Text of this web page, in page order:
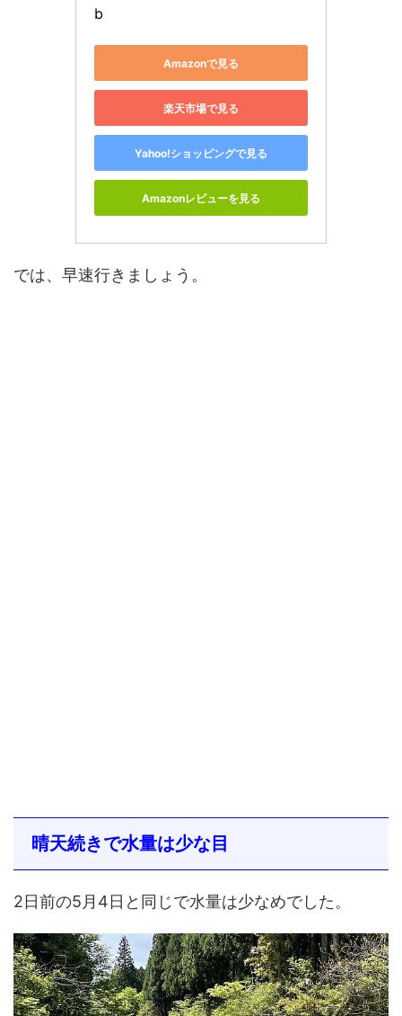
b
Amazonで見る
楽天市場で見る
Yahoo!ショッピングで見る
Amazonレビューを見る
では、早速行きましょう。
晴天続きで水量は少な目
2日前の5月4日と同じで水量は少なめでした。